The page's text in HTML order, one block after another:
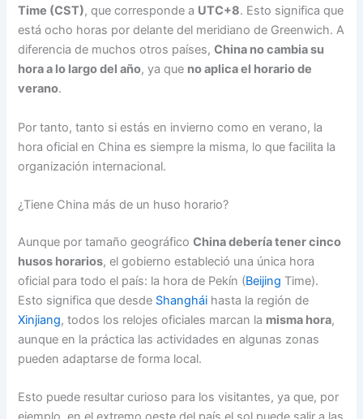
Time (CST), que corresponde a UTC+8. Esto significa que
está ocho horas por delante del meridiano de Greenwich. A
diferencia de muchos otros países,China no cambia su
hora a lo largo del año, ya que no aplica el horario de
verano.
Por tanto, tanto si estás en invierno como en verano, la
hora oficial en China es siempre la misma, lo que facilita la
organización internacional.
¿Tiene China más de un huso horario?
Aunque por tamaño geográficoChina debería tener cinco
husos horarios, el gobierno estableció una única hora
oficial para todo el país: la hora de Pekín (Beijing Time).
Esto significa que desde Shanghái hasta la región de
Xinjiang, todos los relojes oficiales marcan la misma hora,
aunque en la práctica las actividades en algunas zonas
pueden adaptarse de forma local.
Esto puede resultar curioso para los visitantes, ya que, por